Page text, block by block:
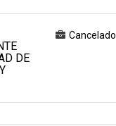
DE
Cancelado